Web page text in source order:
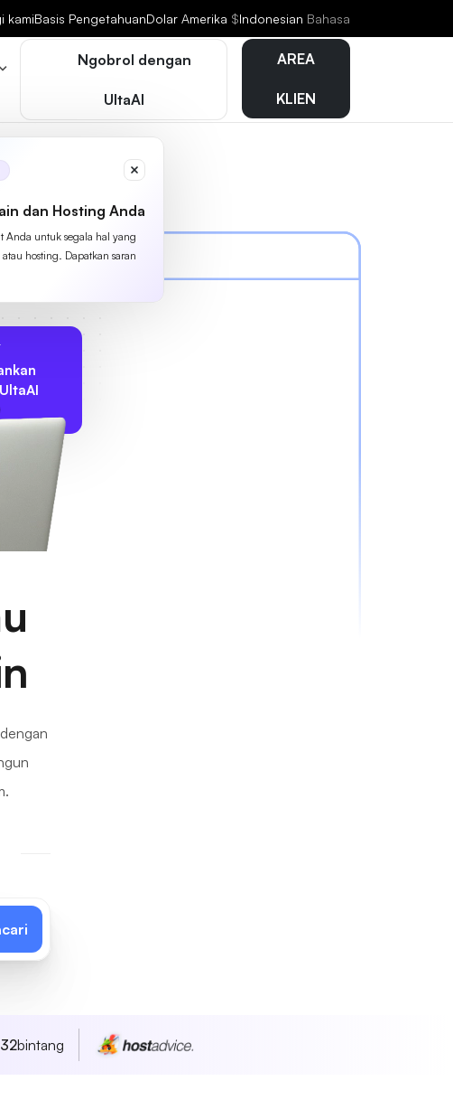
kamiBasis PengetahuanDolar Amerika $Indonesian Bahasa
Ngobrol dengan
UltaAI
dan Hosting Anda
Anda untuk segala hal yang
hosting. Dapatkan saran
AREA
KLIEN
bintang